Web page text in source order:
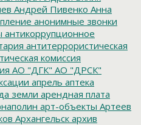
Андрей Пивенко Анна
анонимные звонки
антикоррупционное
антитеррористическая
комиссия
АО "ДГК" АО "ДРСК"
апрель аптека
земли арендная плата
арт-объекты Артеев
Архангельск архив